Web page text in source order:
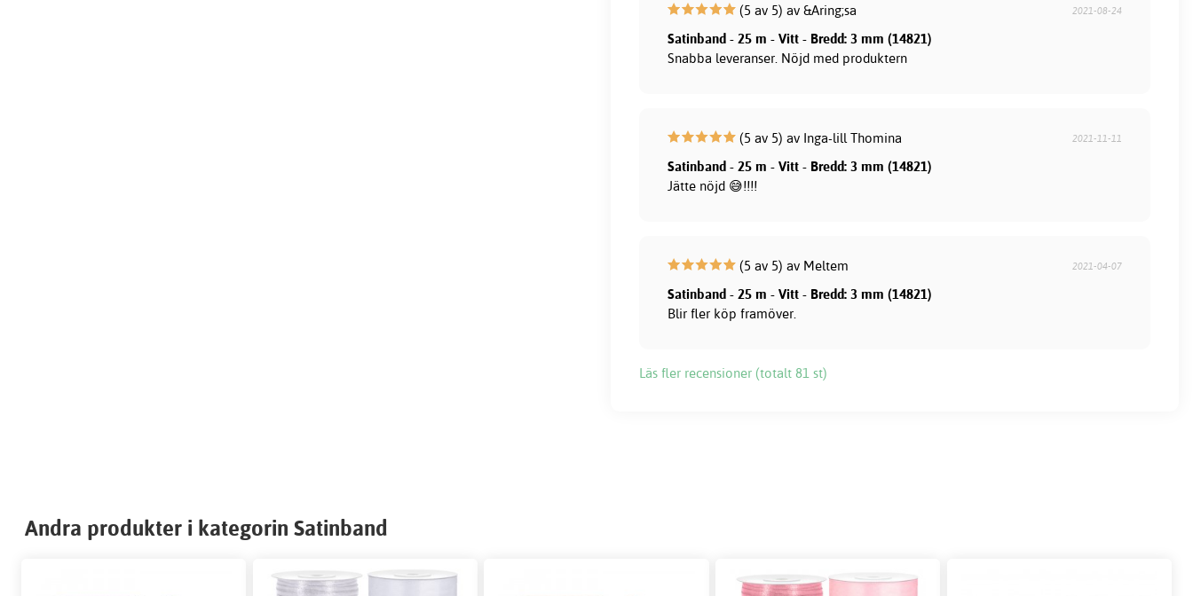
(5 av 5) av &Aring;sa 2021-08-24
Satinband - 25 m - Vitt - Bredd: 3 mm (14821)
Snabba leveranser. Nöjd med produktern
(5 av 5) av Inga-lill Thomina 2021-11-11
Satinband - 25 m - Vitt - Bredd: 3 mm (14821)
Jätte nöjd 😅!!!!
(5 av 5) av Meltem 2021-04-07
Satinband - 25 m - Vitt - Bredd: 3 mm (14821)
Blir fler köp framöver.
Läs fler recensioner (totalt 81 st)
Andra produkter i kategorin Satinband